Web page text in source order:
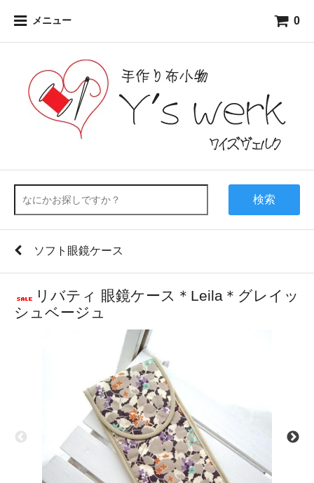
メニュー 0
検索
ソフト眼鏡ケース
リバティ 眼鏡ケース＊Leila＊グレイッ
シュベージュ